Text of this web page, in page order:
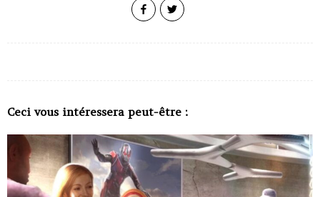
Ceci vous intéressera peut-être :